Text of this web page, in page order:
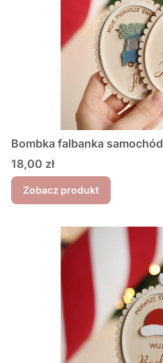
Bombka falbanka samochód
Cena
18,00 zł
Zobacz produkt